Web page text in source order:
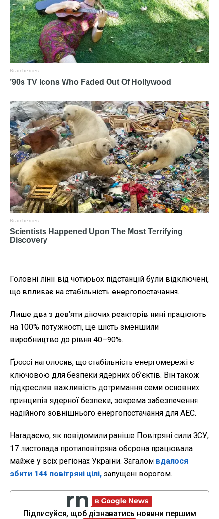
Головні лінії від чотирьох підстанцій були відключені,
що впливає на стабільність енергопостачання.
Лише два з дев’яти діючих реакторів нині працюють
на 100% потужності, ще шість зменшили
виробництво до рівня 40–90%.
Ґроссі наголосив, що стабільність енергомережі є
ключовою для безпеки ядерних об’єктів. Він також
підкреслив важливість дотримання семи основних
принципів ядерної безпеки, зокрема забезпечення
надійного зовнішнього енергопостачання для АЕС.
Нагадаємо, як повідомили раніше Повітряні сили ЗСУ,
17 листопада протиповітряна оборона працювала
майже у всіх регіонах України. Загалом вдалося
збити 144 повітряні цілі, запущені ворогом.
Підписуйся, щоб дізнаватись новини першим